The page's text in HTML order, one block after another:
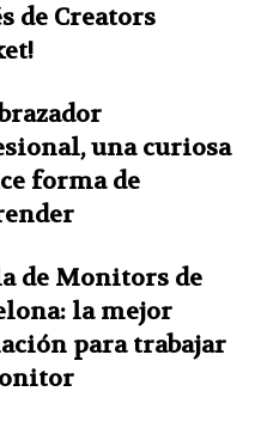
de Creators
una curiosa
forma de
de Monitors de
la mejor
para trabajar